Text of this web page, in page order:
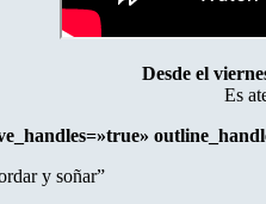
Desde el
Es
y soñar”